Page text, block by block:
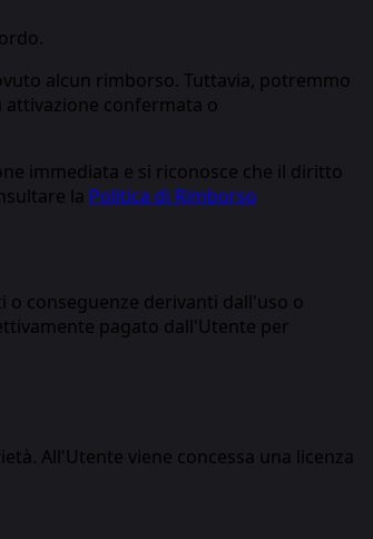
alcun rimborso. Tuttavia, potremmo
confermata o
immediata e si riconosce che il diritto
la Politica di Rimborso
conseguenze derivanti dall'uso o
pagato dall'Utente per
All'Utente viene concessa una licenza